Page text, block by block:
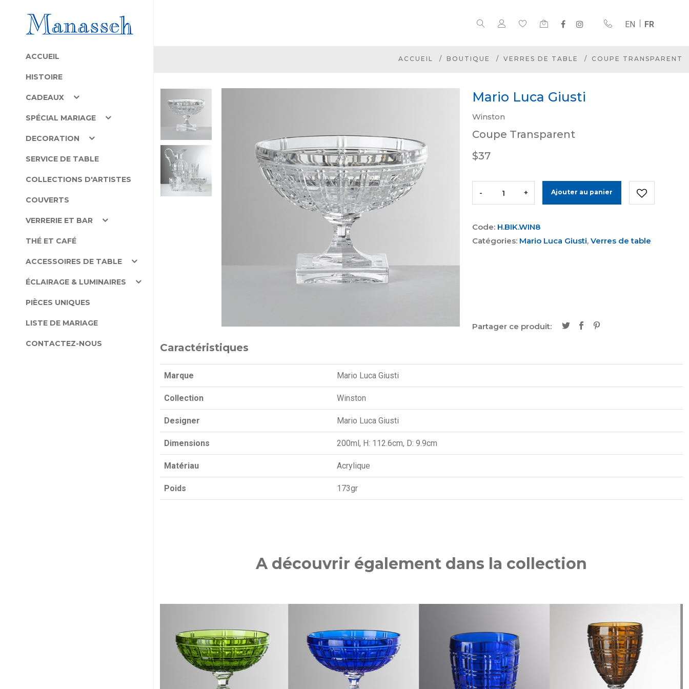
EN FR
ACCUEIL
HISTOIRE
CADEAUX
SPÉCIAL MARIAGE
DECORATION
SERVICE DE TABLE
COLLECTIONS D'ARTISTES
COUVERTS
VERRERIE ET BAR
THÉ ET CAFÉ
ACCESSOIRES DE TABLE
ÉCLAIRAGE & LUMINAIRES
PIÈCES UNIQUES
LISTE DE MARIAGE
CONTACTEZ-NOUS
ACCUEIL BOUTIQUE VERRES DE TABLE COUPE TRANSPARENT
Mario Luca Giusti
Winston
Coupe Transparent
$37
- + Ajouter au panier
Code: H.BIK.WIN8
Catégories: Mario Luca Giusti, Verres de table
Partager ce produit:
Caractéristiques
Marque Mario Luca Giusti
Collection Winston
Designer Mario Luca Giusti
Dimensions 200ml, H: 112.6cm, D: 9.9cm
Matériau Acrylique
Poids 173gr
A découvrir également dans la collection